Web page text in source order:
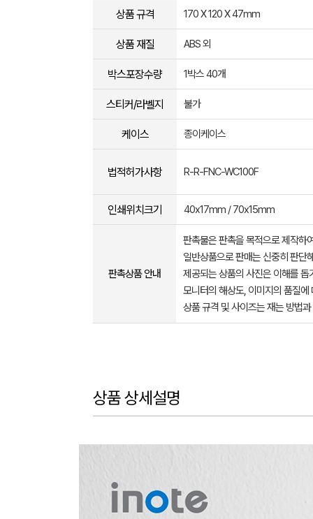
상품 규격 170 X 120 X 47mm
상품 재질 ABS 외
박스포장수량 1박스 40개
스티커/라벨지 불가
케이스 종이케이스
법적허가사항 R-R-FNC-WC100F
인쇄위치크기 40x17mm / 70x15mm
판촉상품 안내
판촉물은 판촉을 목적으로 제작하
일반상품으로 판매는 신중히 판단
제공되는 상품의 사진은 이해를
모니터의 해상도, 이미지의 품질
상품 규격 및 사이즈는 재는 방법
상품 상세설명